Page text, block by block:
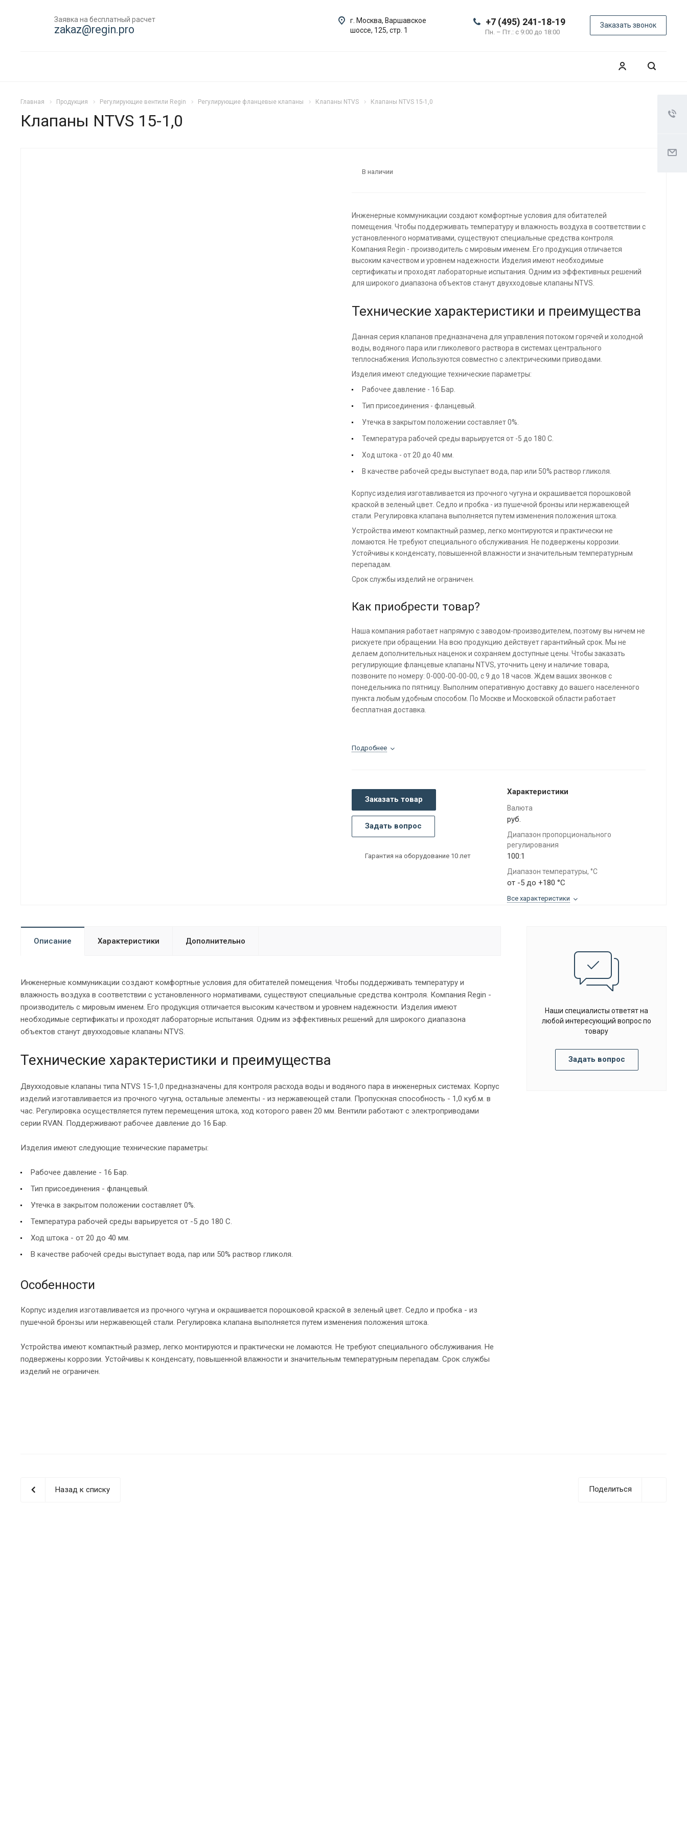
Заявка на бесплатный расчет
zakaz@regin.pro
+7 (495) 241-18-19
Пн. – Пт.: с 9:00 до 18:00
Заказать звонок
г. Москва, Варшавское
шоссе, 125, стр. 1
Главная Продукция Регулирующие вентили Regin Регулирующие фланцевые клапаны Клапаны NTVS Клапаны NTVS 15-1,0
Клапаны NTVS 15-1,0
В наличии
Инженерные коммуникации создают комфортные условия для обитателей
помещения. Чтобы поддерживать температуру и влажность воздуха в соответствии с
установленного нормативами, существуют специальные средства контроля.
Компания Regin - производитель с мировым именем. Его продукция отличается
высоким качеством и уровнем надежности. Изделия имеют необходимые
сертификаты и проходят лабораторные испытания. Одним из эффективных решений
для широкого диапазона объектов станут двухходовые клапаны NTVS.
Технические характеристики и преимущества
Данная серия клапанов предназначена для управления потоком горячей и холодной
воды, водяного пара или гликолевого раствора в системах центрального
теплоснабжения. Используются совместно с электрическими приводами.
Изделия имеют следующие технические параметры:
Рабочее давление - 16 Бар.
Тип присоединения - фланцевый.
Утечка в закрытом положении составляет 0%.
Температура рабочей среды варьируется от -5 до 180 С.
Ход штока - от 20 до 40 мм.
В качестве рабочей среды выступает вода, пар или 50% раствор гликоля.
Корпус изделия изготавливается из прочного чугуна и окрашивается порошковой
краской в зеленый цвет. Седло и пробка - из пушечной бронзы или нержавеющей
стали. Регулировка клапана выполняется путем изменения положения штока.
Устройства имеют компактный размер, легко монтируются и практически не
ломаются. Не требуют специального обслуживания. Не подвержены коррозии.
Устойчивы к конденсату, повышенной влажности и значительным температурным
перепадам.
Срок службы изделий не ограничен.
Как приобрести товар?
Наша компания работает напрямую с заводом-производителем, поэтому вы ничем не
рискуете при обращении. На всю продукцию действует гарантийный срок. Мы не
делаем дополнительных наценок и сохраняем доступные цены. Чтобы заказать
регулирующие фланцевые клапаны NTVS, уточнить цену и наличие товара,
позвоните по номеру: 0-000-00-00-00, с 9 до 18 часов. Ждем ваших звонков с
понедельника по пятницу. Выполним оперативную доставку до вашего населенного
пункта любым удобным способом. По Москве и Московской области работает
бесплатная доставка.
Подробнее
Заказать товар
Задать вопрос
Гарантия на оборудование 10 лет
Характеристики
Валюта
руб.
Диапазон пропорционального
регулирования
100:1
Диапазон температуры, °C
от -5 до +180 °C
Все характеристики
Описание Характеристики Дополнительно
Инженерные коммуникации создают комфортные условия для обитателей помещения. Чтобы поддерживать температуру и
влажность воздуха в соответствии с установленного нормативами, существуют специальные средства контроля. Компания Regin -
производитель с мировым именем. Его продукция отличается высоким качеством и уровнем надежности. Изделия имеют
необходимые сертификаты и проходят лабораторные испытания. Одним из эффективных решений для широкого диапазона
объектов станут двухходовые клапаны NTVS.
Технические характеристики и преимущества
Двухходовые клапаны типа NTVS 15-1,0 предназначены для контроля расхода воды и водяного пара в инженерных системах. Корпус
изделий изготавливается из прочного чугуна, остальные элементы - из нержавеющей стали. Пропускная способность - 1,0 куб.м. в
час. Регулировка осуществляется путем перемещения штока, ход которого равен 20 мм. Вентили работают с электроприводами
серии RVAN. Поддерживают рабочее давление до 16 Бар.
Изделия имеют следующие технические параметры:
Рабочее давление - 16 Бар.
Тип присоединения - фланцевый.
Утечка в закрытом положении составляет 0%.
Температура рабочей среды варьируется от -5 до 180 С.
Ход штока - от 20 до 40 мм.
В качестве рабочей среды выступает вода, пар или 50% раствор гликоля.
Особенности
Корпус изделия изготавливается из прочного чугуна и окрашивается порошковой краской в зеленый цвет. Седло и пробка - из
пушечной бронзы или нержавеющей стали. Регулировка клапана выполняется путем изменения положения штока.
Устройства имеют компактный размер, легко монтируются и практически не ломаются. Не требуют специального обслуживания. Не
подвержены коррозии. Устойчивы к конденсату, повышенной влажности и значительным температурным перепадам. Срок службы
изделий не ограничен.
Наши специалисты ответят на
любой интересующий вопрос по
товару
Задать вопрос
Поделиться
Назад к списку